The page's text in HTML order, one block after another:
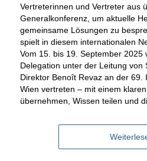
Vertreterinnen und Vertreter aus
Generalkonferenz, um aktuelle
gemeinsame Lösungen zu
spielt in diesem internationalen
Vom 15. bis 19. September 2025
Delegation unter der Leitung von
Direktor Benoît Revaz an der 69.
Wien vertreten – mit einem
übernehmen, Wissen teilen und